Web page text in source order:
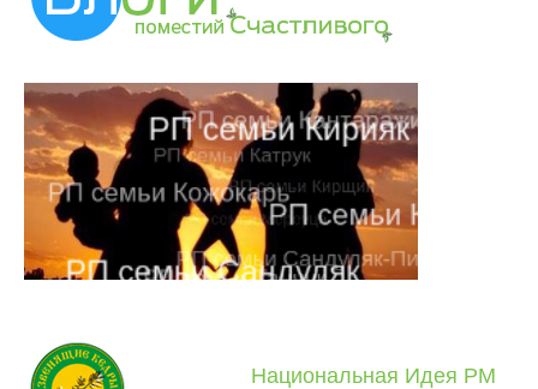
Национальная Идея РМ